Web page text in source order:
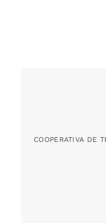
COOPERATIVA DE